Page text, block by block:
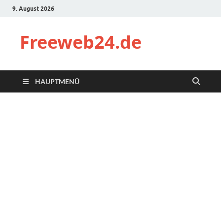
9. August 2026
Freeweb24.de
HAUPTMENÜ